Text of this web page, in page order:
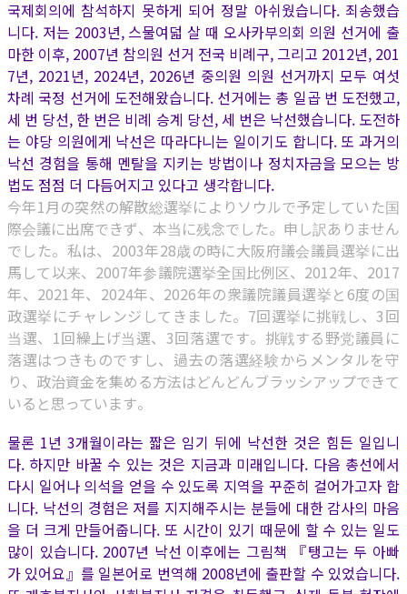
국제회의에 참석하지 못하게 되어 정말 아쉬웠습니다. 죄송했습
니다. 저는 2003년, 스물여덟 살 때 오사카부의회 의원 선거에 출
마한 이후, 2007년 참의원 선거 전국 비례구, 그리고 2012년, 201
7년, 2021년, 2024년, 2026년 중의원 의원 선거까지 모두 여섯
차례 국정 선거에 도전해왔습니다. 선거에는 총 일곱 번 도전했고,
세 번 당선, 한 번은 비례 승계 당선, 세 번은 낙선했습니다. 도전하
는 야당 의원에게 낙선은 따라다니는 일이기도 합니다. 또 과거의
낙선 경험을 통해 멘탈을 지키는 방법이나 정치자금을 모으는 방
법도 점점 더 다듬어지고 있다고 생각합니다.
今年1月の突然の解散総選挙によりソウルで予定していた国
際会議に出席できず、本当に残念でした。申し訳ありません
でした。私は、2003年28歳の時に大阪府議会議員選挙に出
馬して以来、2007年参議院選挙全国比例区、2012年、2017
年、2021年、2024年、2026年の衆議院議員選挙と6度の国
政選挙にチャレンジしてきました。7回選挙に挑戦し、3回
当選、1回繰上げ当選、3回落選です。挑戦する野党議員に
落選はつきものですし、過去の落選経験からメンタルを守
り、政治資金を集める方法はどんどんブラッシアップできて
いると思っています。
물론 1년 3개월이라는 짧은 임기 뒤에 낙선한 것은 힘든 일입니
다. 하지만 바꿀 수 있는 것은 지금과 미래입니다. 다음 총선에서
다시 일어나 의석을 얻을 수 있도록 지역을 꾸준히 걸어가고자 합
니다. 낙선의 경험은 저를 지지해주시는 분들에 대한 감사의 마음
을 더 크게 만들어줍니다. 또 시간이 있기 때문에 할 수 있는 일도
많이 있습니다. 2007년 낙선 이후에는 그림책 『탱고는 두 아빠
가 있어요』를 일본어로 번역해 2008년에 출판할 수 있었습니다.